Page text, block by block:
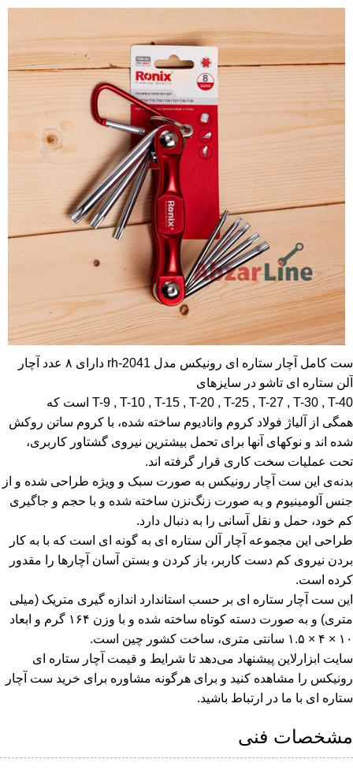
ست کامل آچار ستاره ای رونیکس مدل rh-2041 دارای ۸ عدد آچار
آلن ستاره ای تاشو در سایزهای
T-9 , T-10 , T-15 , T-20 , T-25 , T-27 , T-30 , T-40 است که
همگی از آلیاژ فولاد کروم وانادیوم ساخته شده، با کروم ساتن روکش
شده اند و نوکهای آنها برای تحمل بیشترین نیروی گشتاور کاربری،
تحت عملیات سخت کاری قرار گرفته اند.
بدنه‌ی این ست آچار رونیکس به صورت سبک و ویژه طراحی شده و از
جنس آلومینیوم و به صورت زنگ‌نزن ساخته شده و با حجم و جاگیری
کم خود، حمل و نقل آسانی را به دنبال دارد.
طراحی این مجموعه آچار آلن ستاره ای به گونه ای است که با به کار
بردن نیروی کم دست کاربر، باز کردن و بستن آسان آچارها را مقدور
کرده است.
این ست آچار ستاره ای بر حسب استاندارد اندازه گیری متریک (میلی
متری) و به صورت دسته کوتاه ساخته شده و با وزن ۱۶۴ گرم و ابعاد
۱۰ × ۴ × ۱.۵ سانتی متری، ساخت کشور چین است.
سایت ابزارلاین پیشنهاد می‌دهد تا شرایط و قیمت آچار ستاره ای
رونیکس را مشاهده کنید و برای هرگونه مشاوره برای خرید ست آچار
ستاره ای با ما در ارتباط باشید.
مشخصات فنی